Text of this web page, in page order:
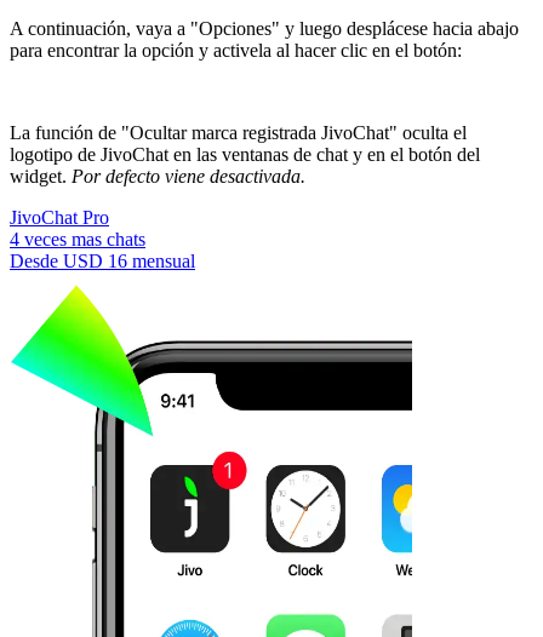
A continuación, vaya a "Opciones" y luego desplácese hacia abajo
para encontrar la opción y activela al hacer clic en el botón:
La función de "Ocultar marca registrada JivoChat" oculta el
logotipo de JivoChat en las ventanas de chat y en el botón del
widget. Por defecto viene desactivada.
JivoChat Pro
4 veces mas chats
Desde USD 16 mensual